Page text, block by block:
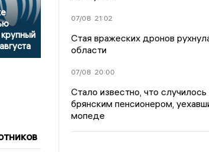
07/08 21:02
Стая вражеских дронов
области
07/08 20:00
Стало известно, что
брянским пенсионером,
мопеде